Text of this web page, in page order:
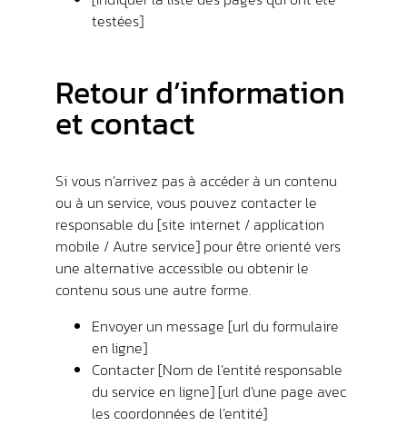
testées]
Retour d’information
et contact
Si vous n’arrivez pas à accéder à un contenu
ou à un service, vous pouvez contacter le
responsable du [site internet / application
mobile / Autre service] pour être orienté vers
une alternative accessible ou obtenir le
contenu sous une autre forme.
Envoyer un message [url du formulaire
en ligne]
Contacter [Nom de l’entité responsable
du service en ligne] [url d’une page avec
les coordonnées de l’entité]